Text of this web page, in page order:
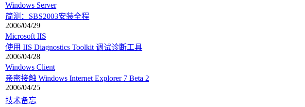
Windows Server
简测：SBS2003安装全程
2006/04/29
Microsoft IIS
使用 IIS Diagnostics Toolkit 调试诊断工具
2006/04/28
Windows Client
亲密接触 Windows Internet Explorer 7 Beta 2
2006/04/25
技术备忘